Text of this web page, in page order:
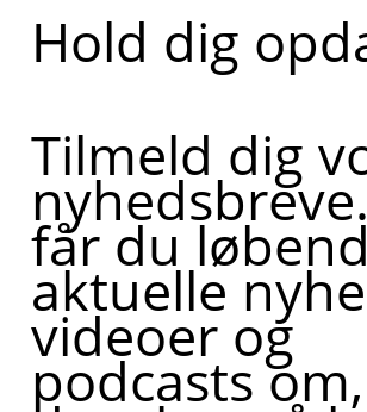
Hold dig
Tilmeld dig
får du
aktuelle
videoer og
podcasts